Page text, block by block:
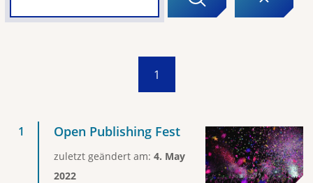
1
Open Publishing Fest
zuletzt geändert am: 4. May
2022